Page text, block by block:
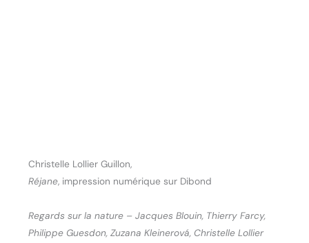
Christelle Lollier Guillon,
Réjane, impression numérique sur Dibond
Regards sur la nature – Jacques Blouin, Thierry Farcy,
Philippe Guesdon, Zuzana Kleinerová, Christelle Lollier